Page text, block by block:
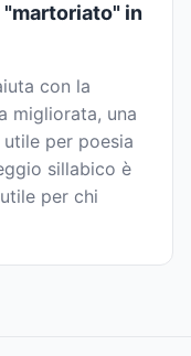
"martoriato" in
con la
migliorata, una
per poesia
sillabico è
per chi